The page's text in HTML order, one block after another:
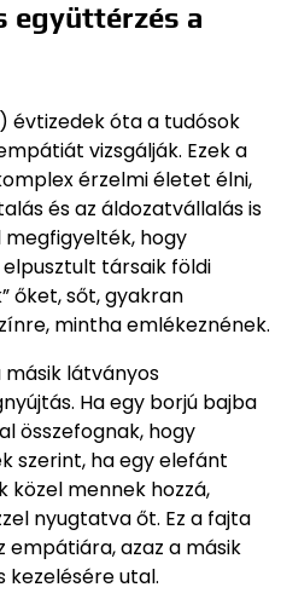
együttérzés a
évtizedek óta a tudósok
vizsgálják. Ezek a
érzelmi életet élni,
és az áldozatvállalás is
hogy
társaik földi
őket, sőt, gyakran
mintha emlékeznének.
látványos
Ha egy borjú bajba
összefognak, hogy
szerint, ha egy elefánt
közel mennek hozzá,
nyugtatva őt. Ez a fajta
azaz a másik
kezelésére utal.